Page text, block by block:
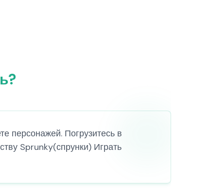
персонажей. Погрузитесь в
Sprunky(спрунки) Играть